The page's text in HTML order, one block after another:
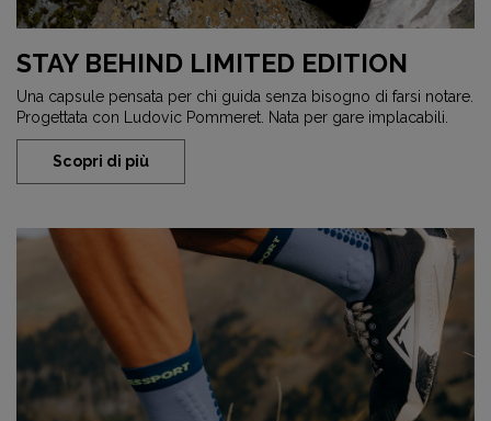
STAY BEHIND LIMITED EDITION
Una capsule pensata per chi guida senza bisogno di farsi notare.
Progettata con Ludovic Pommeret. Nata per gare implacabili.
Scopri di più